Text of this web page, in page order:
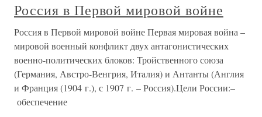
Россия в Первой мировой войне
Россия в Первой мировой войне Первая мировая война –
мировой военный конфликт двух антагонистических
военно-политических блоков: Тройственного союза
(Германия, Австро-Венгрия, Италия) и Антанты (Англия
и Франция (1904 г.), с 1907 г. – Россия).Цели России:–
обеспечение